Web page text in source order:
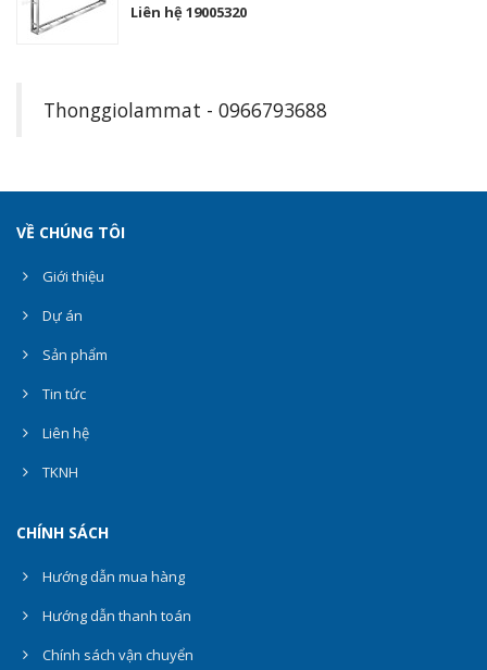
Liên hệ 19005320
Thonggiolammat - 0966793688
VỀ CHÚNG TÔI
Giới thiệu
Dự án
Sản phẩm
Tin tức
Liên hệ
TKNH
CHÍNH SÁCH
Hướng dẫn mua hàng
Hướng dẫn thanh toán
Chính sách vận chuyển